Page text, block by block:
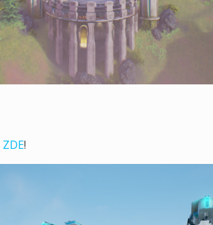
ZDE!